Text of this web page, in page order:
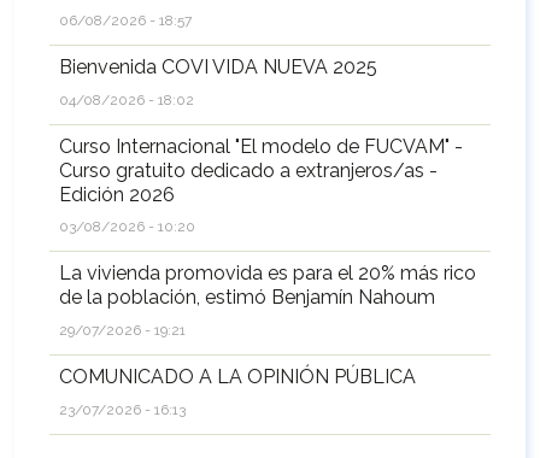
06/08/2026 - 18:57
Bienvenida COVI VIDA NUEVA 2025
04/08/2026 - 18:02
Curso Internacional "El modelo de FUCVAM" -
Curso gratuito dedicado a extranjeros/as -
Edición 2026
03/08/2026 - 10:20
La vivienda promovida es para el 20% más rico
de la población, estimó Benjamín Nahoum
29/07/2026 - 19:21
COMUNICADO A LA OPINIÓN PÚBLICA
23/07/2026 - 16:13